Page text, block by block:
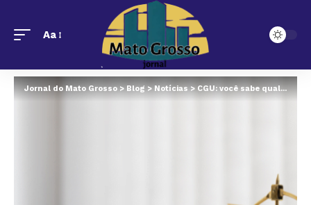
Aa
Jornal do Mato Grosso>Blog>Notícias>CGU: você sabe qual é o papel deste órgão no combate à corrupção?